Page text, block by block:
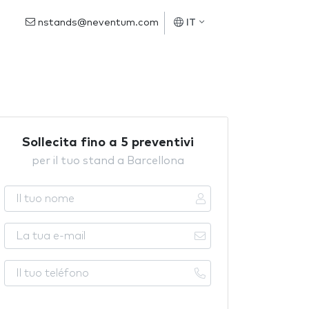
nstands@neventum.com IT
Sollecita fino a 5 preventivi
per il tuo stand a Barcellona